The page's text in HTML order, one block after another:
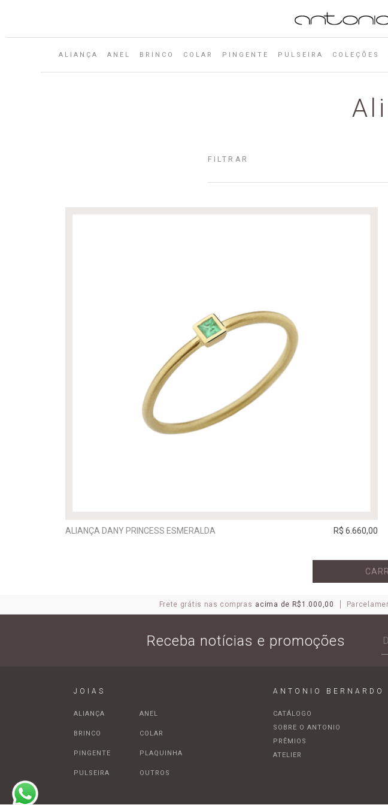
ALIANÇA ANEL BRINCO COLAR PINGENTE PULSEIRA COLEÇÕES
FILTRAR
ALIANÇA DANY PRINCESS ESMERALDA R$ 6.660,00
Frete grátis nas compras acima de R$1.000,00
Receba notícias e promoções
JOIAS
ALIANÇA ANEL
BRINCO COLAR
PINGENTE PLAQUINHA
PULSEIRA OUTROS
ANTONIO BERNARDO
CATÁLOGO
SOBRE O ANTONIO
PRÊMIOS
ATELIER